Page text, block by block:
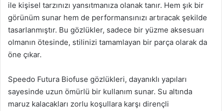
ile kişisel tarzınızı yansıtmanıza olanak tanır. Hem şık bir
görünüm sunar hem de performansınızı artıracak şekilde
tasarlanmıştır. Bu gözlükler, sadece bir yüzme aksesuarı
olmanın ötesinde, stilinizi tamamlayan bir parça olarak da
öne çıkar.
Speedo Futura Biofuse gözlükleri, dayanıklı yapıları
sayesinde uzun ömürlü bir kullanım sunar. Su altında
maruz kalacakları zorlu koşullara karşı dirençli